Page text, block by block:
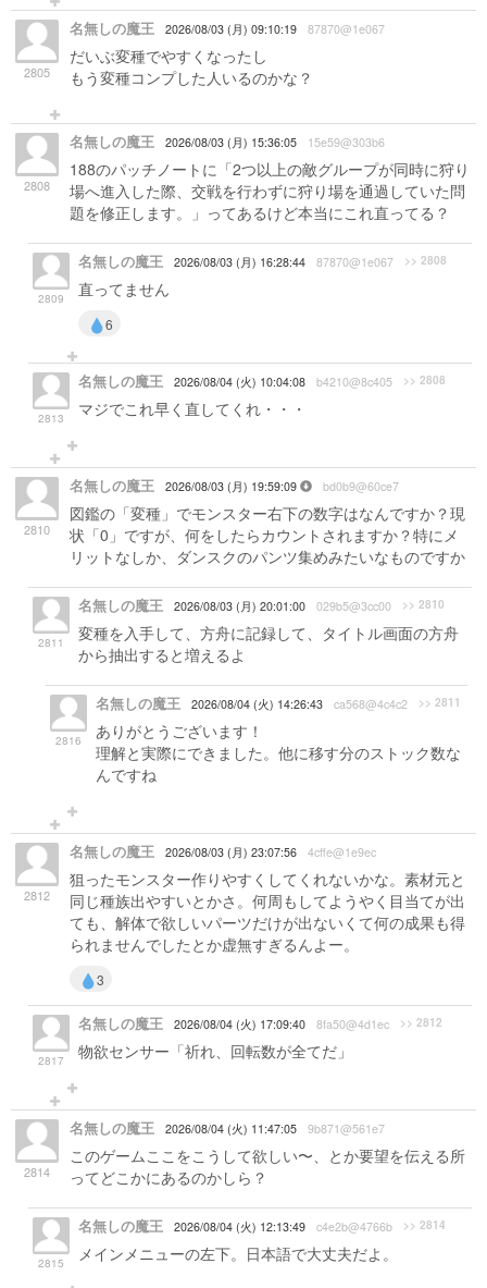
2805
名無しの魔王 2026/08/03 (月) 09:10:19 87870@1e067
だいぶ変種でやすくなったし
もう変種コンプした人いるのかな？
2808
名無しの魔王 2026/08/03 (月) 15:36:05 15e59@303b6
188のパッチノートに「2つ以上の敵グループが同時に狩り
場へ進入した際、交戦を行わずに狩り場を通過していた問
題を修正します。」ってあるけど本当にこれ直ってる？
2809
名無しの魔王 2026/08/03 (月) 16:28:44 87870@1e067 >> 2808
直ってません
6
2813
名無しの魔王 2026/08/04 (火) 10:04:08 b4210@8c405 >> 2808
マジでこれ早く直してくれ・・・
2810
名無しの魔王 2026/08/03 (月) 19:59:09 bd0b9@60ce7
図鑑の「変種」でモンスター右下の数字はなんですか？現
状「0」ですが、何をしたらカウントされますか？特にメ
リットなしか、ダンスクのパンツ集めみたいなものですか
2811
名無しの魔王 2026/08/03 (月) 20:01:00 029b5@3cc00 >> 2810
変種を入手して、方舟に記録して、タイトル画面の方舟
から抽出すると増えるよ
2816
名無しの魔王 2026/08/04 (火) 14:26:43 ca568@4c4c2 >> 2811
ありがとうございます！
理解と実際にできました。他に移す分のストック数な
んですね
2812
名無しの魔王 2026/08/03 (月) 23:07:56 4cffe@1e9ec
狙ったモンスター作りやすくしてくれないかな。素材元と
同じ種族出やすいとかさ。何周もしてようやく目当てが出
ても、解体で欲しいパーツだけが出ないくて何の成果も得
られませんでしたとか虚無すぎるんよー。
3
2817
名無しの魔王 2026/08/04 (火) 17:09:40 8fa50@4d1ec >> 2812
物欲センサー「祈れ、回転数が全てだ」
2814
名無しの魔王 2026/08/04 (火) 11:47:05 9b871@561e7
このゲームここをこうして欲しい〜、とか要望を伝える所
ってどこかにあるのかしら？
2815
名無しの魔王 2026/08/04 (火) 12:13:49 c4e2b@4766b >> 2814
メインメニューの左下。日本語で大丈夫だよ。